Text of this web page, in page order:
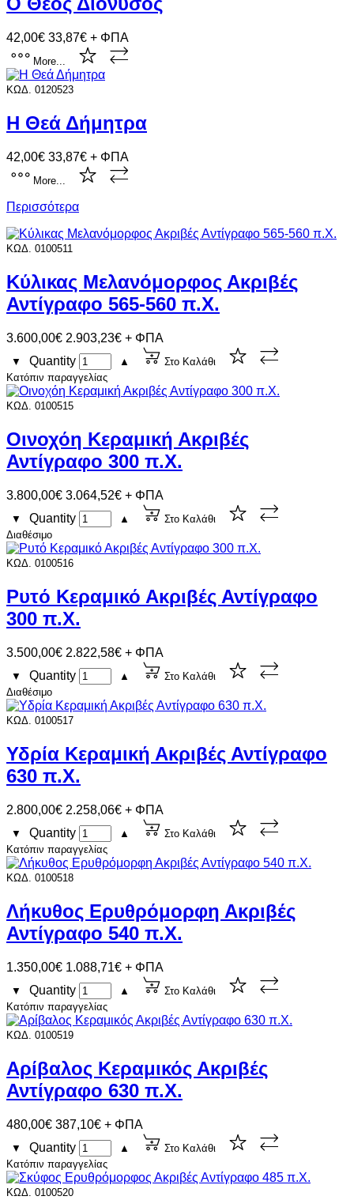
42,00€ 33,87€ + ΦΠΑ
More...
ΚΩΔ. 0120523
Η Θεά Δήμητρα
42,00€ 33,87€ + ΦΠΑ
More...
Περισσότερα
ΚΩΔ. 0100511
Κύλικας Μελανόμορφος Ακριβές
Αντίγραφο 565-560 π.Χ.
3.600,00€ 2.903,23€ + ΦΠΑ
▼ Quantity ▲
Στο Καλάθι
Κατόπιν παραγγελίας
ΚΩΔ. 0100515
Οινοχόη Κεραμική Ακριβές
Αντίγραφο 300 π.Χ.
3.800,00€ 3.064,52€ + ΦΠΑ
▼ Quantity ▲
Στο Καλάθι
Διαθέσιμο
ΚΩΔ. 0100516
Ρυτό Κεραμικό Ακριβές Αντίγραφο
300 π.Χ.
3.500,00€ 2.822,58€ + ΦΠΑ
▼ Quantity ▲
Στο Καλάθι
Διαθέσιμο
ΚΩΔ. 0100517
Υδρία Κεραμική Ακριβές Αντίγραφο
630 π.Χ.
2.800,00€ 2.258,06€ + ΦΠΑ
▼ Quantity ▲
Στο Καλάθι
Κατόπιν παραγγελίας
ΚΩΔ. 0100518
Λήκυθος Ερυθρόμορφη Ακριβές
Αντίγραφο 540 π.Χ.
1.350,00€ 1.088,71€ + ΦΠΑ
▼ Quantity ▲
Στο Καλάθι
Κατόπιν παραγγελίας
ΚΩΔ. 0100519
Αρίβαλος Κεραμικός Ακριβές
Αντίγραφο 630 π.Χ.
480,00€ 387,10€ + ΦΠΑ
▼ Quantity ▲
Στο Καλάθι
Κατόπιν παραγγελίας
ΚΩΔ. 0100520